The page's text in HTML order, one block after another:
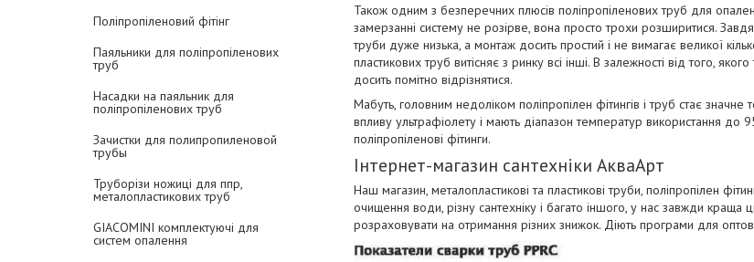
Поліпропіленовий фітінг
Паяльники для поліпропіленових
труб
Насадки на паяльник для
поліпропіленових труб
Зачистки для полипропиленовой
трубы
Труборізи ножиці для ппр,
металопластикових труб
GIACOMINI комплектуючі для
систем опалення
Також одним з безперечних плюсів поліпропіленових труб для
замерзанні систему не розірве, вона просто трохи розширитися.
труби дуже низька, а монтаж досить простий і не вимагає великої
пластикових труб витісняє з ринку всі інші. В залежності від того,
досить помітно відрізнятися.
Мабуть, головним недоліком поліпропілен фітингів і труб стає
впливу ультрафіолету і мають діапазон температур використання до
поліпропіленові фітинги.
Інтернет-магазин сантехніки АкваАрт
Наш магазин, металопластикові та пластикові труби, поліпропілен
очищення води, різну сантехніку і багато іншого, у нас завжди краща
розраховувати на отримання різних знижок. Діють програми для